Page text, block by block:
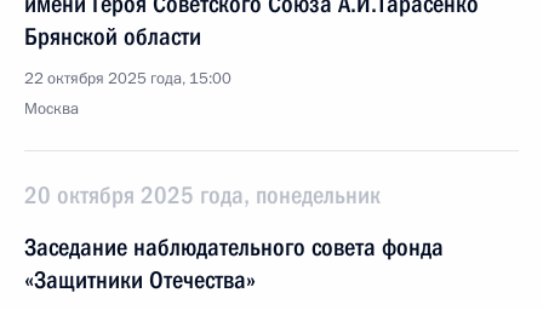
Брянской области
22 октября 2025 года, 15:00
Москва
20 октября 2025 года, понедельник
Заседание наблюдательного совета фонда
«Защитники Отечества»